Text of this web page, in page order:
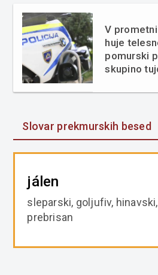
V
huje
pomurski
skupino
Slovar prekmurskih besed
jálen
sleparski, goljufiv,
prebrisan